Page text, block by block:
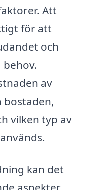
Att
för att
och
behov.
av
bostaden,
vilken typ av
kan det